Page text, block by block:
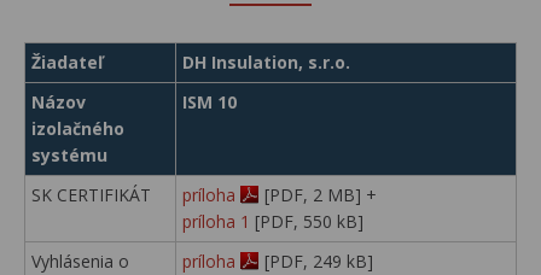
Žiadateľ
DH Insulation, s.r.o.
Názov
izolačného
systému
ISM 10
SK CERTIFIKÁT príloha
[PDF, 2 MB] +
príloha 1 [PDF, 550 kB]
Vyhlásenia o
príloha [PDF, 249 kB]